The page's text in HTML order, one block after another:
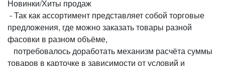
Новинки/Хиты продаж
- Так как ассортимент представляет собой торговые
предложения, где можно заказать товары разной
фасовки в разном объёме,
потребовалось доработать механизм расчёта суммы
товаров в карточке в зависимости от условий и